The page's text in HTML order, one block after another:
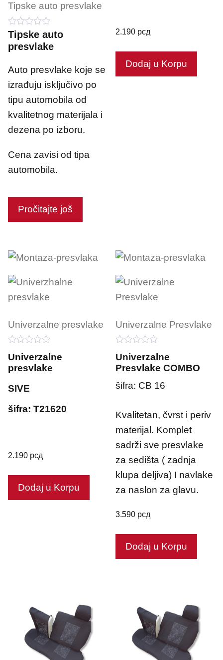
Tipske auto presvlake
0
o
u
f
5
Tipske auto
presvlake
Auto presvlake koje se
izrađuju isključivo po
tipu automobila od
kvalitetnog materijala i
dezena po izboru.
Cena zavisi od tipa
automobila.
Pročitajte još
2.190 рсд
Dodaj u Korpu
Univerzalne presvlake
o
u
t
f
Univerzalne
presvlake
SIVE
šifra: T21620
2.190 рсд
Dodaj u Korpu
Univerzalne Presvlake
o
u
o
f
Univerzalne
Presvlake COMBO
šifra: CB 16
Kvalitetan, čvrst i periv
materijal. Komplet
sadrži sve presvlake
za sedišta ( zadnja
klupa deljiva) I navlake
za naslon za glavu.
3.590 рсд
Dodaj u Korpu